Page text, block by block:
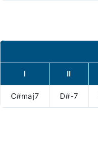
I II
C#maj7 D#-7